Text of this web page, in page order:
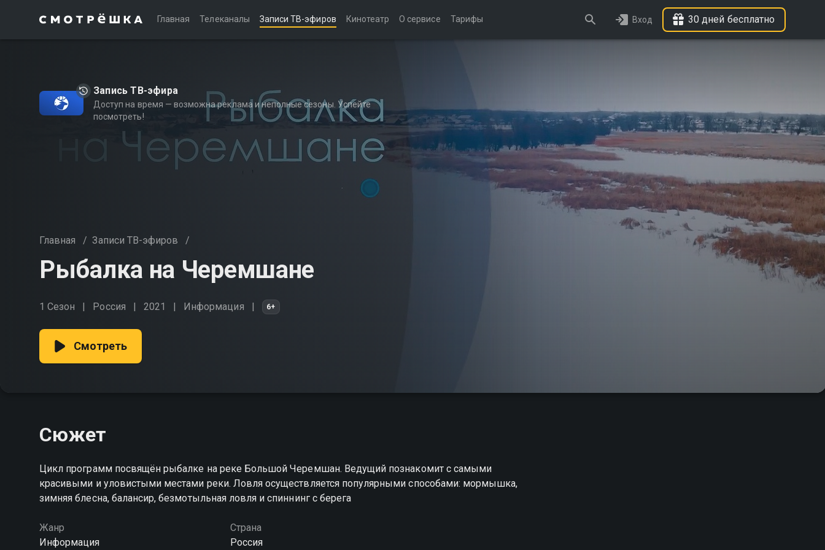
Главная Телеканалы Записи ТВ-эфиров Кинотеатр О сервисе Тарифы Вход 30 дней бесплатно
Запись ТВ-эфира
Доступ на время — возможна реклама и неполные сезоны. Успейте
посмотреть!
Главная / Записи ТВ-эфиров /
Рыбалка на Черемшане
1 Сезон Россия 2021 Информация 6+
Смотреть
Сюжет
Цикл программ посвящён рыбалке на реке Большой Черемшан. Ведущий познакомит с самыми
красивыми и уловистыми местами реки. Ловля осуществляется популярными способами: мормышка,
зимняя блесна, балансир, безмотыльная ловля и спиннинг с берега
Жанр
Информация
Страна
Россия